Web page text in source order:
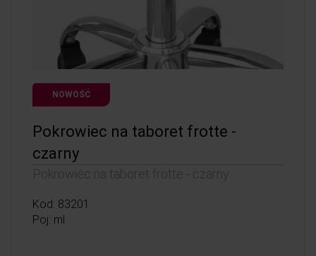
NOWOŚĆ
Pokrowiec na taboret frotte -
czarny
Pokrowiec na taboret frotte - czarny
Kod: 83201
Poj: ml